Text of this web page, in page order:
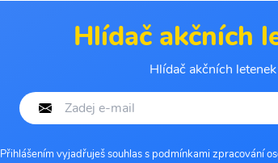
Hlídač akčních
Hlídač akčních letenek
Přihlášením vyjadřuješ souhlas s podmínkami zpracování